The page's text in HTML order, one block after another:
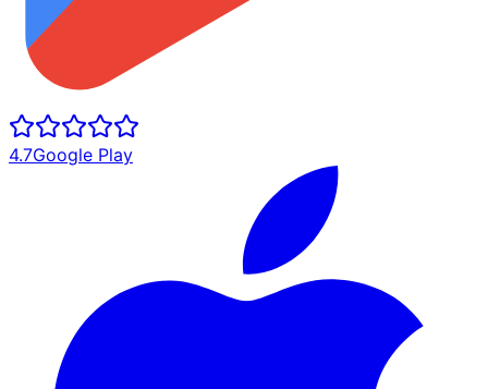
4.7Google Play